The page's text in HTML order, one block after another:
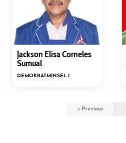
Jackson Elisa Corneles
Sumual
DEMOKRATMINSEL 1
Previous